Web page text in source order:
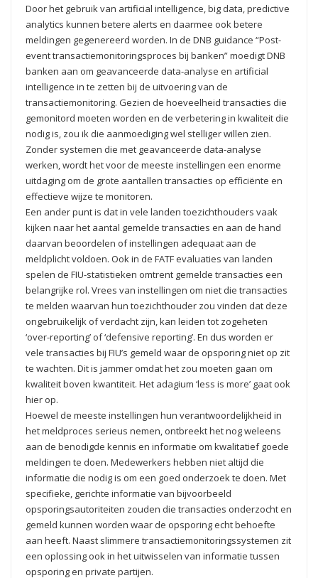
Door het gebruik van artificial intelligence, big data, predictive
analytics kunnen betere alerts en daarmee ook betere
meldingen gegenereerd worden. In de DNB guidance “Post-
event transactiemonitoringsproces bij banken” moedigt DNB
banken aan om geavanceerde data-analyse en artificial
intelligence in te zetten bij de uitvoering van de
transactiemonitoring. Gezien de hoeveelheid transacties die
gemonitord moeten worden en de verbetering in kwaliteit die
nodig is, zou ik die aanmoediging wel stelliger willen zien.
Zonder systemen die met geavanceerde data-analyse
werken, wordt het voor de meeste instellingen een enorme
uitdaging om de grote aantallen transacties op efficiënte en
effectieve wijze te monitoren.
Een ander punt is dat in vele landen toezichthouders vaak
kijken naar het aantal gemelde transacties en aan de hand
daarvan beoordelen of instellingen adequaat aan de
meldplicht voldoen. Ook in de FATF evaluaties van landen
spelen de FIU-statistieken omtrent gemelde transacties een
belangrijke rol. Vrees van instellingen om niet die transacties
te melden waarvan hun toezichthouder zou vinden dat deze
ongebruikelijk of verdacht zijn, kan leiden tot zogeheten
‘over-reporting’ of ‘defensive reporting’. En dus worden er
vele transacties bij FIU’s gemeld waar de opsporing niet op zit
te wachten. Dit is jammer omdat het zou moeten gaan om
kwaliteit boven kwantiteit. Het adagium ‘less is more’ gaat ook
hier op.
Hoewel de meeste instellingen hun verantwoordelijkheid in
het meldproces serieus nemen, ontbreekt het nog weleens
aan de benodigde kennis en informatie om kwalitatief goede
meldingen te doen. Medewerkers hebben niet altijd die
informatie die nodig is om een goed onderzoek te doen. Met
specifieke, gerichte informatie van bijvoorbeeld
opsporingsautoriteiten zouden die transacties onderzocht en
gemeld kunnen worden waar de opsporing echt behoefte
aan heeft. Naast slimmere transactiemonitoringssystemen zit
een oplossing ook in het uitwisselen van informatie tussen
opsporing en private partijen.